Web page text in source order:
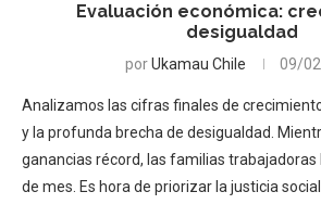
Evaluación económica:
desigualdad
porUkamau Chile 09/
Analizamos las cifras finales de
y la profunda brecha de desigualdad.
ganancias récord, las familias trabajadoras
de mes. Es hora de priorizar la justicia